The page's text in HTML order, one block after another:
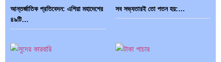
আন্তর্জাতিক প্রতিবেদন: এশিয়া মহাদেশের
৪৯টি…
সব সভ্যতারই তো পতন হয়:…